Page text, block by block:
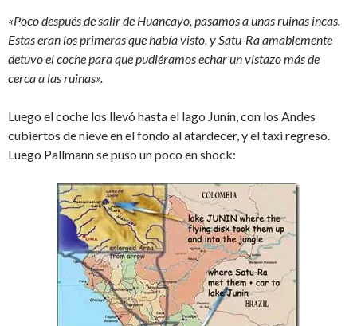
«Poco después de salir de Huancayo, pasamos a unas ruinas incas.
Estas eran los primeras que había visto, y Satu-Ra amablemente
detuvo el coche para que pudiéramos echar un vistazo más de
cerca a las ruinas».
Luego el coche los llevó hasta el lago Junín, con los Andes
cubiertos de nieve en el fondo al atardecer, y el taxi regresó.
Luego Pallmann se puso un poco en shock: